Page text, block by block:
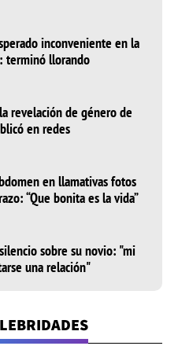
inconveniente en la
terminó llorando
revelación de género de
en redes
en llamativas fotos
“Que bonita es la vida”
sobre su novio: "mi
una relación"